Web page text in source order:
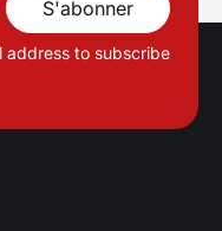
address to subscribe